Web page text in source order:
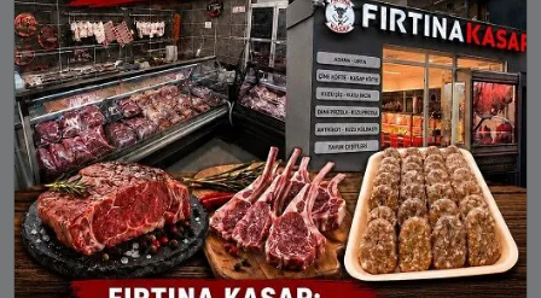
KULU AYLIK NAMAZ VAKITLERI
İMSAK GÜNEŞ ÖĞLE İKINDI
9 Ağu Paz
04:13 05:48 12:58 16:47
19:58
10 Ağu Pts
04:14 05:49 12:58 16:47
19:57
11 Ağu Sal
04:15 05:50 12:58 16:47
19:56